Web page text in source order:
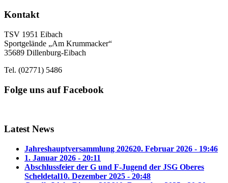
Kontakt
TSV 1951 Eibach
Sportgelände „Am Krummacker“
35689 Dillenburg-Eibach
Tel. (02771) 5486
Folge uns auf Facebook
Latest News
Jahreshauptversammlung 202620. Februar 2026 - 19:46
1. Januar 2026 - 20:11
Abschlussfeier der G und F-Jugend der JSG Oberes
Scheldetal10. Dezember 2025 - 20:48